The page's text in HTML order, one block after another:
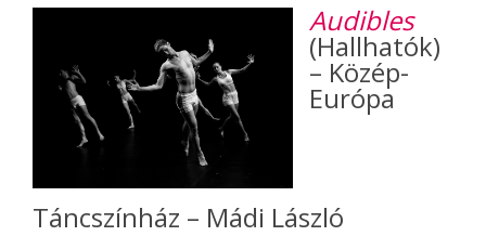
Audibles
(Hallhatók)
– Közép-
Európa
Táncszínház – Mádi László